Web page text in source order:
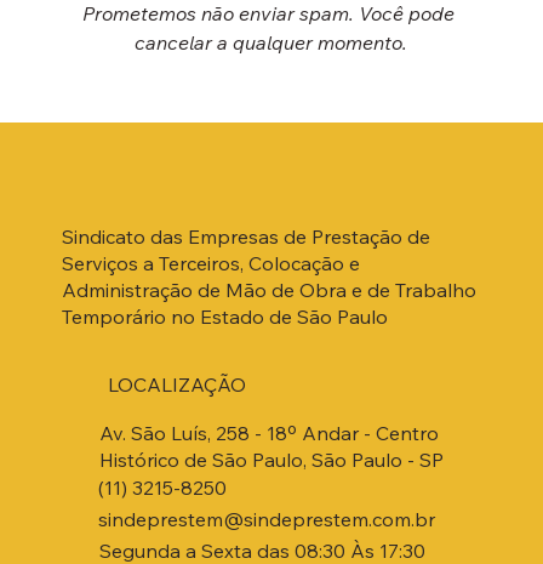
Prometemos não enviar spam. Você pode
cancelar a qualquer momento.
Sindicato das Empresas de Prestação de
Serviços a Terceiros, Colocação e
Administração de Mão de Obra e de Trabalho
Temporário no Estado de São Paulo
Av. São Luís, 258 - 18º Andar - Centro
Histórico de São Paulo, São Paulo - SP
(11) 3215-8250
sindeprestem@sindeprestem.com.br
Segunda a Sexta das 08:30 Às 17:30
LOCALIZAÇÃO